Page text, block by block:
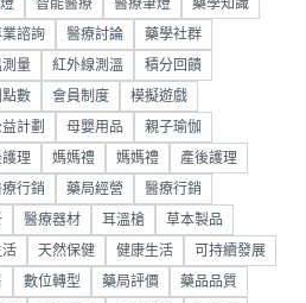
智能醫療 醫療筆燈 藥學知識
業諮詢 醫療討論 藥學社群
測量 紅外線測溫 積分回饋
點數 會員制度 模擬遊戲
計劃 母嬰用品 親子瑜伽
護理 媽媽禮 媽媽禮 產後護理
療行銷 藥局經營 醫療行銷
醫療器材 耳溫槍 草本製品
活 天然保健 健康生活 可持續發展
數位轉型 藥局評價 藥品品質